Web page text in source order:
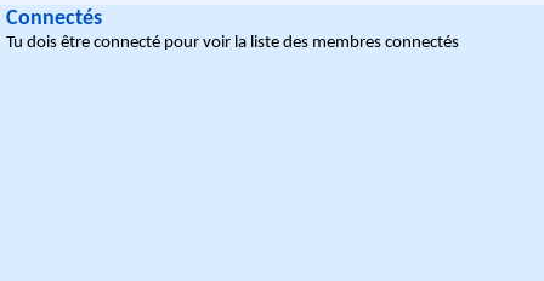
Connectés
Tu dois être connecté pour voir la liste des membres connectés